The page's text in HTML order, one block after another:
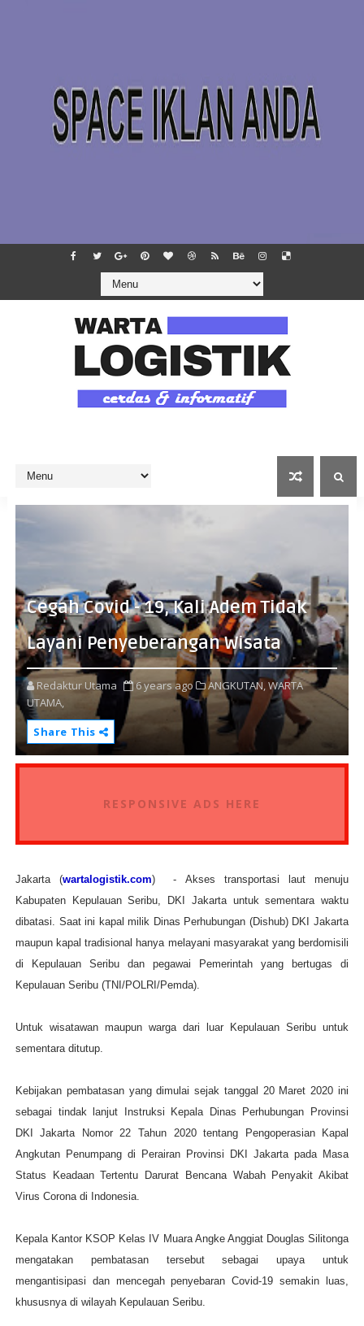
Cegah Covid - 19, Kali Adem Tidak
Layani Penyeberangan Wisata
Redaktur Utama 6 years ago ANGKUTAN,WARTA
UTAMA,
Share This
RESPONSIVE ADS HERE
Jakarta (wartalogistik.com) - Akses transportasi laut menuju
Kabupaten Kepulauan Seribu, DKI Jakarta untuk sementara waktu
dibatasi. Saat ini kapal milik Dinas Perhubungan (Dishub) DKI Jakarta
maupun kapal tradisional hanya melayani masyarakat yang berdomisili
di Kepulauan Seribu dan pegawai Pemerintah yang bertugas di
Kepulauan Seribu (TNI/POLRI/Pemda).
Untuk wisatawan maupun warga dari luar Kepulauan Seribu untuk
sementara ditutup.
Kebijakan pembatasan yang dimulai sejak tanggal 20 Maret 2020 ini
sebagai tindak lanjut Instruksi Kepala Dinas Perhubungan Provinsi
DKI Jakarta Nomor 22 Tahun 2020 tentang Pengoperasian Kapal
Angkutan Penumpang di Perairan Provinsi DKI Jakarta pada Masa
Status Keadaan Tertentu Darurat Bencana Wabah Penyakit Akibat
Virus Corona di Indonesia.
Kepala Kantor KSOP Kelas IV Muara Angke Anggiat Douglas Silitonga
mengatakan pembatasan tersebut sebagai upaya untuk
mengantisipasi dan mencegah penyebaran Covid-19 semakin luas,
khususnya di wilayah Kepulauan Seribu.